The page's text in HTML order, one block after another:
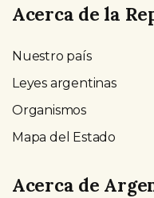
Acerca de la
Nuestro país
Leyes argentinas
Organismos
Mapa del Estado
Acerca de